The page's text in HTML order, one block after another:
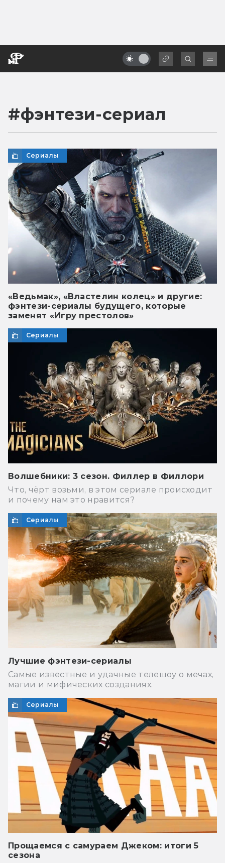
#фэнтези-сериал
Сериалы
«Ведьмак», «Властелин колец» и другие:
фэнтези-сериалы будущего, которые
заменят «Игру престолов»
Сериалы
Волшебники: 3 сезон. Филлер в Филлори
Что, чёрт возьми, в этом сериале происходит
и почему нам это нравится?
Сериалы
Лучшие фэнтези-сериалы
Самые известные и удачные телешоу о мечах,
магии и мифических созданиях.
Сериалы
Прощаемся с самураем Джеком: итоги 5
сезона